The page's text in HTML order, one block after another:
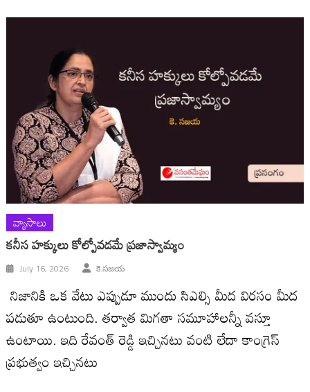
వ్యాసాలు
కనీస హక్కులు కోల్పోవడమే ప్రజాస్వామ్యం
July 16, 2026 కె.సజయ
నిజానికి ఒక వేటు ఎప్పుడూ ముందు సిఎల్సి మీద విరసం మీద
పడుతూ ఉంటుంది. తర్వాత మిగతా సమూహాలన్నీ వస్తూ
ఉంటాయి. ఇది రేవంత్ రెడ్డి ఇచ్చినటు వంటి లేదా కాంగ్రెస్
ప్రభుత్వం ఇచ్చినటు